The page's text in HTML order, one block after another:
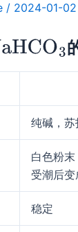
/ 2024-01-02
纯碱，苏
白色粉末
受潮后变
稳定